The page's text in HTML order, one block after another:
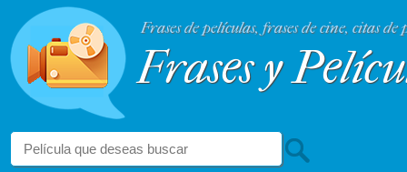
Frases de películas, frases de cine, citas de
Frases y